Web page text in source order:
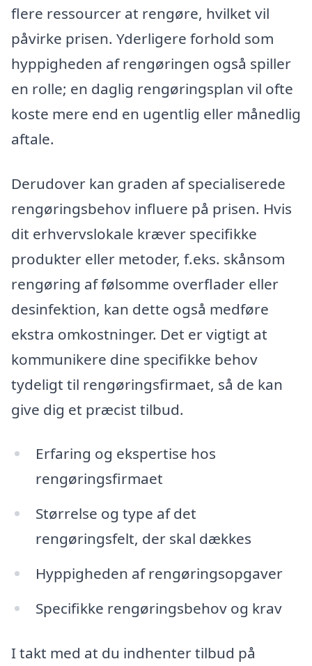
flere ressourcer at rengøre, hvilket vil
påvirke prisen. Yderligere forhold som
hyppigheden af rengøringen også spiller
en rolle; en daglig rengøringsplan vil ofte
koste mere end en ugentlig eller månedlig
aftale.
Derudover kan graden af specialiserede
rengøringsbehov influere på prisen. Hvis
dit erhvervslokale kræver specifikke
produkter eller metoder, f.eks. skånsom
rengøring af følsomme overflader eller
desinfektion, kan dette også medføre
ekstra omkostninger. Det er vigtigt at
kommunikere dine specifikke behov
tydeligt til rengøringsfirmaet, så de kan
give dig et præcist tilbud.
Erfaring og ekspertise hos
rengøringsfirmaet
Størrelse og type af det
rengøringsfelt, der skal dækkes
Hyppigheden af rengøringsopgaver
Specifikke rengøringsbehov og krav
I takt med at du indhenter tilbud på